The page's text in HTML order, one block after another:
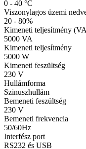
0 - 40 °C
Viszonylagos üzemi
20 - 80%
Kimeneti teljesítmény
5000 VA
Kimeneti teljesítmény
5000 W
Kimeneti feszültség
230 V
Hullámforma
Szinuszhullám
Bemeneti feszültség
230 V
Bemeneti frekvencia
50/60Hz
Interfész port
RS232 és USB